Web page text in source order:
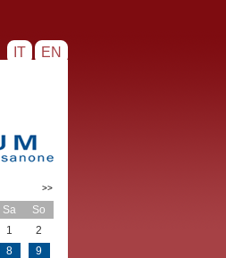
IT EN
>>
Sa
So
1
2
8
9